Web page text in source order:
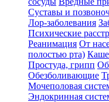
Суставы и
Лор-заболевания
Психические
Реанимация От
полостью рта)
Простуда, грипп
Обезболивающие
Мочеполовая
Эндокринная